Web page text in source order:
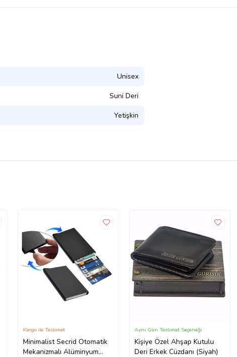
Unisex
Suni Deri
Yetişkin
Minimalist Secrid Otomatik
Mekanizmalı Alüminyum
Kargo ile Teslimat
Kişiye Özel Ahşap Kutulu
Deri Erkek Cüzdanı (Siyah)
Aynı Gün Teslimat Seçeneği